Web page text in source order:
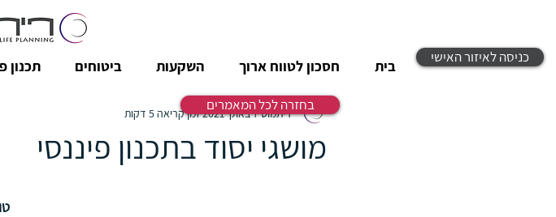
כניסה לאיזור האישי בית חסכון לטווח ארוך השקעות ביטוחים תכנון
מושגי יסוד בתכנון פיננסי
ריתמוס7 באוק׳ 2021 זמן קריאה 5 דקות בחזרה לכל המאמרים